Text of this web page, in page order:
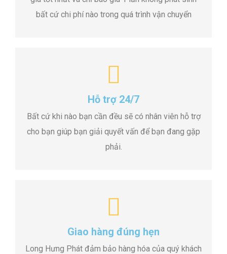
bất cứ chi phí nào trong quá trình vận chuyển
Hỗ trợ 24/7
Bất cứ khi nào bạn cần đều sẽ có nhân viên hỗ trợ
cho bạn giúp bạn giải quyết vấn để bạn đang gặp
phải.
Giao hàng đúng hẹn
Long Hưng Phát đảm bảo hàng hóa của quý khách